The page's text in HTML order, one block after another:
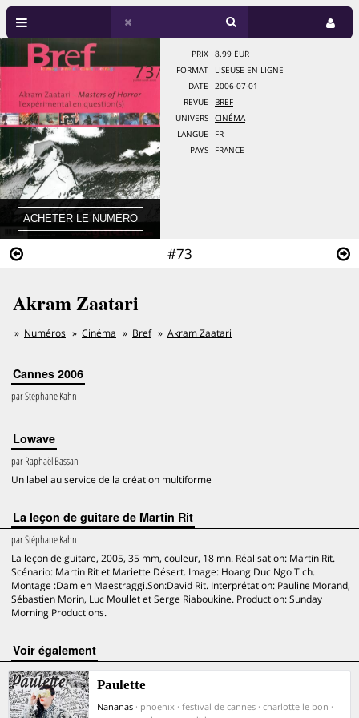
#73
PRIX
8.99 EUR
FORMAT
LISEUSE EN LIGNE
DATE
2006-07-01
REVUE
BREF
UNIVERS
CINÉMA
LANGUE
FR
PAYS
FRANCE
Akram Zaatari
Numéros Cinéma Bref Akram Zaatari
Cannes 2006
parStéphane Kahn
Lowave
parRaphaël Bassan
Un label au service de la création multiforme
La leçon de guitare de Martin Rit
parStéphane Kahn
La leçon de guitare, 2005, 35 mm, couleur, 18 mn. Réalisation: Martin Rit.
Scénario: Martin Rit et Mariette Désert. Image: Hoang Duc Ngo Tich.
Montage :Damien Maestraggi.Son:David Rit. Interprétation: Pauline Morand,
Sébastien Morin, Luc Moullet et Serge Riaboukine. Production: Sunday
Morning Productions.
voir également
Paulette
Nananas · phoenix · festival de cannes · charlotte le bon ·